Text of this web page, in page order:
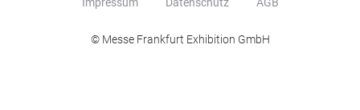
© Messe Frankfurt Exhibition GmbH